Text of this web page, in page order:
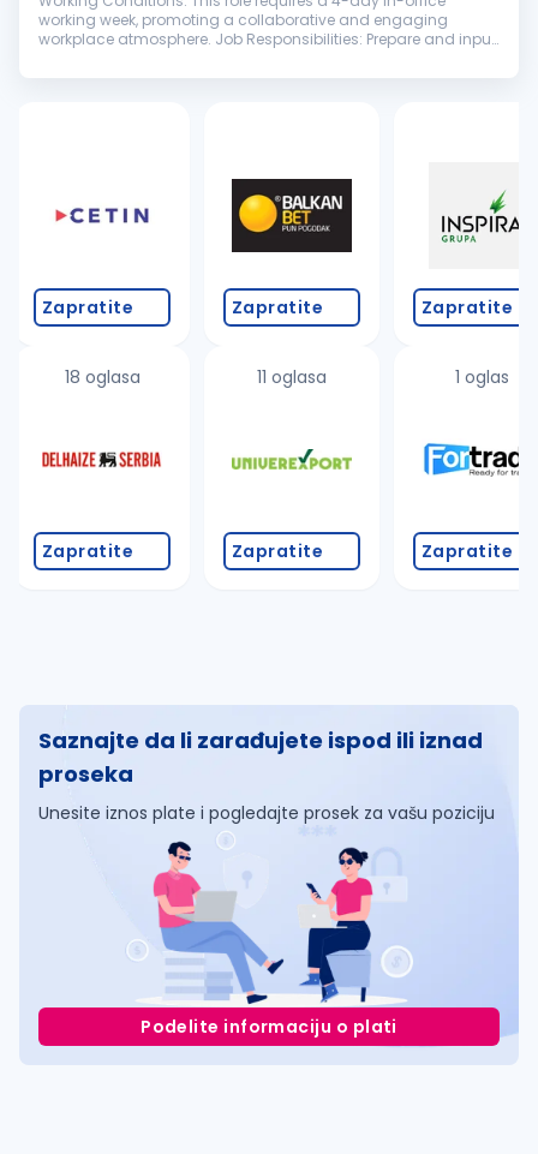
working week, promoting a collaborative and engaging
workplace atmosphere. Job Responsibilities: Prepare and input
including footnotes...
Zapratite
18 oglasa
Zapratite
Zapratite
11 oglasa
Zapratite
Zapratite
1 oglas
Zapratite
Saznajte da li zarađujete ispod ili iznad
proseka
Unesite iznos plate i pogledajte prosek za vašu poziciju
Podelite informaciju o plati